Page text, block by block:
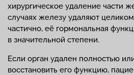
хирургическое удаление части
случаях железу удаляют
частично, её гормональная
в значительной степени.
Если орган удален полностью
восстановить его функцию,